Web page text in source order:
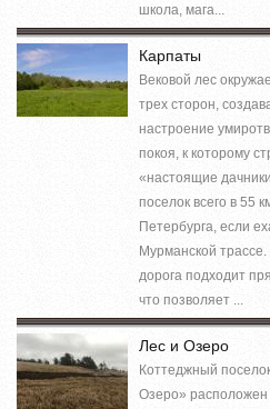
школа, мага...
Карпаты
Вековой лес
трех сторон,
настроение
покоя, к которому
«настоящие
поселок всего в 55
Петербурга, если
Мурманской
дорога подходит
что позволяет ...
Лес и Озеро
Коттеджный
Озеро»